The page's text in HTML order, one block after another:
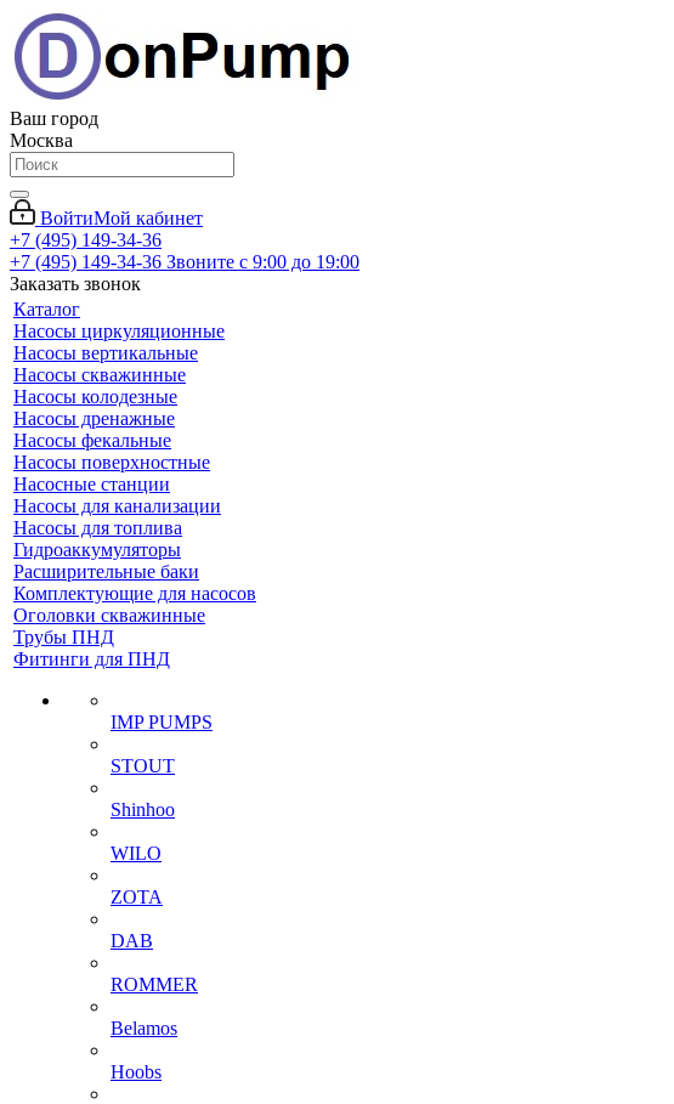
Ваш город
Москва
ВойтиМой кабинет
+7 (495) 149-34-36
+7 (495) 149-34-36 Звоните с 9:00 до 19:00
Заказать звонок
Каталог
Насосы циркуляционные
Насосы вертикальные
Насосы скважинные
Насосы колодезные
Насосы дренажные
Насосы фекальные
Насосы поверхностные
Насосные станции
Насосы для канализации
Насосы для топлива
Гидроаккумуляторы
Расширительные баки
Комплектующие для насосов
Оголовки скважинные
Трубы ПНД
Фитинги для ПНД
IMP PUMPS
STOUT
Shinhoo
WILO
ZOTA
DAB
ROMMER
Belamos
Hoobs